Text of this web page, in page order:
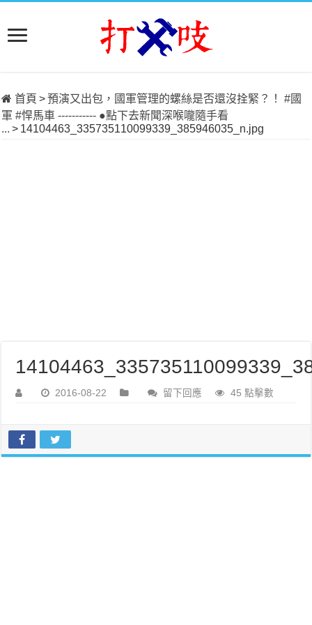
首頁 >預演又出包，國軍管理的螺絲是否還沒拴緊？！ #國
軍 #悍馬車 ----------- ●點下去新聞深喉嚨隨手看
... > 14104463_335735110099339_385946035_n.jpg
2016-08-22 留下回應 45 點擊數